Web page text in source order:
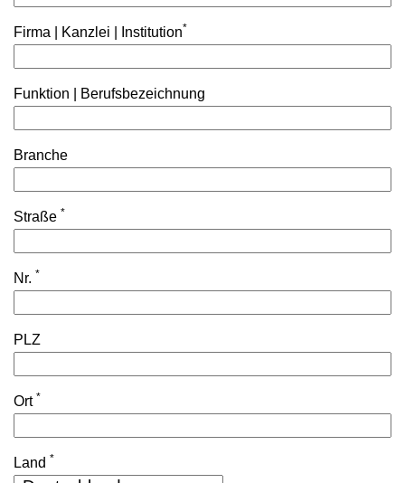
Firma | Kanzlei | Institution*
Funktion | Berufsbezeichnung
Branche
Straße *
Nr. *
PLZ
Ort *
Land *